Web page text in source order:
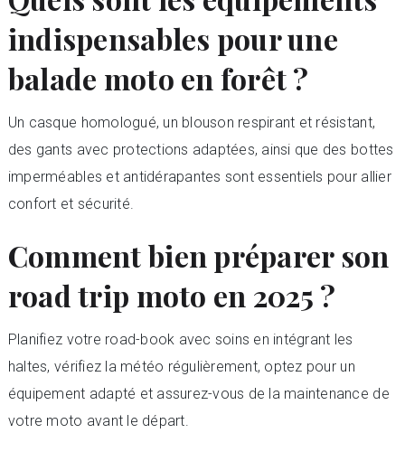
indispensables pour une
balade moto en forêt ?
Un casque homologué, un blouson respirant et résistant,
des gants avec protections adaptées, ainsi que des bottes
imperméables et antidérapantes sont essentiels pour allier
confort et sécurité.
Comment bien préparer son
road trip moto en 2025 ?
Planifiez votre road-book avec soins en intégrant les
haltes, vérifiez la météo régulièrement, optez pour un
équipement adapté et assurez-vous de la maintenance de
votre moto avant le départ.